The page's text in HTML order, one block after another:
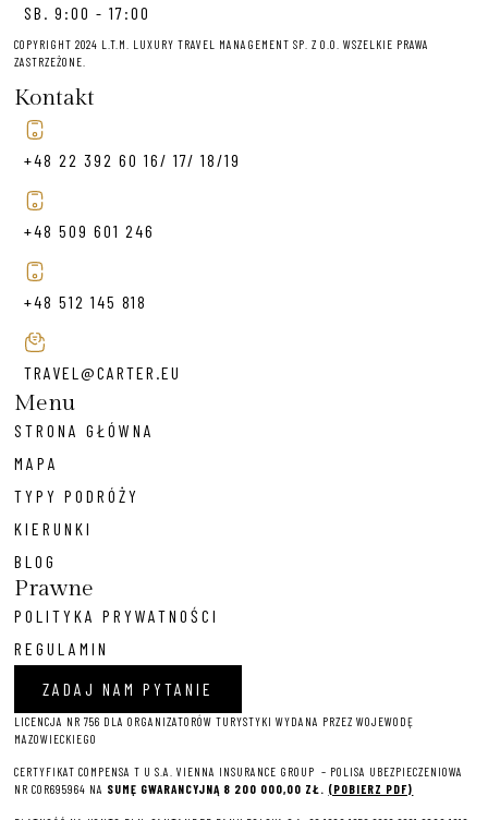
SB. 9:00 - 17:00
COPYRIGHT 2024 L.T.M. LUXURY TRAVEL MANAGEMENT SP. Z O.O. WSZELKIE PRAWA
ZASTRZEŻONE.
Kontakt
+48 22 392 60 16/ 17/ 18/19
+48 509 601 246
+48 512 145 818
TRAVEL@CARTER.EU
Menu
STRONA GŁÓWNA
MAPA
TYPY PODRÓŻY
KIERUNKI
BLOG
Prawne
POLITYKA PRYWATNOŚCI
REGULAMIN
ZADAJ NAM PYTANIE
LICENCJA NR 756 DLA ORGANIZATORÓW TURYSTYKI WYDANA PRZEZ WOJEWODĘ
MAZOWIECKIEGO
CERTYFIKAT COMPENSA T U S.A. VIENNA INSURANCE GROUP – POLISA UBEZPIECZENIOWA
NR COR695964 NA SUMĘ GWARANCYJNĄ 8 200 000,00 ZŁ. (POBIERZ PDF)